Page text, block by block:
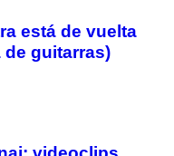
está de vuelta
de guitarras)